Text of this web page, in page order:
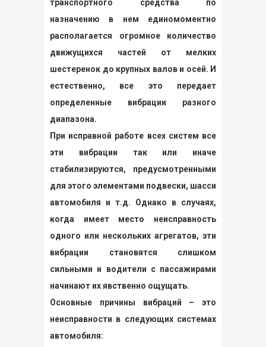
транспортного средства по
назначению в нем единомоментно
располагается огромное количество
движущихся частей от мелких
шестеренок до крупных валов и осей. И
естественно, все это передает
определенные вибрации разного
диапазона.
При исправной работе всех систем все
эти вибрации так или иначе
стабилизируются, предусмотренными
для этого элементами подвески, шасси
автомобиля и т.д. Однако в случаях,
когда имеет место неисправность
одного или нескольких агрегатов, эти
вибрации становятся слишком
сильными и водители с пассажирами
начинают их явственно ощущать.
Основные причины вибраций – это
неисправности в следующих системах
автомобиля: